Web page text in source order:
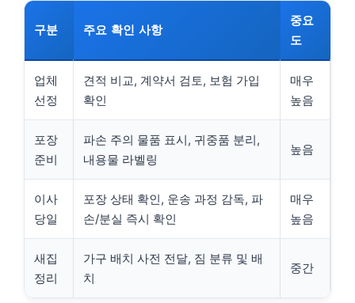
구분 주요 확인 사항
중요
도
업체
선정
견적 비교, 계약서 검토, 보험 가입
확인
매우
높음
포장
준비
파손 주의 물품 표시, 귀중품 분리,
내용물 라벨링
높음
이사
당일
포장 상태 확인, 운송 과정 감독, 파
손/분실 즉시 확인
매우
높음
새집
정리
가구 배치 사전 전달, 짐 분류 및 배
치
중간